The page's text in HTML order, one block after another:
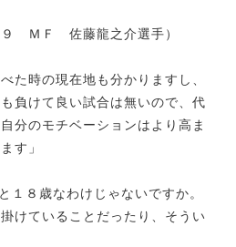
ＭＦ 佐藤龍之介選手）
た時の現在地も分かりますし、
負けて良い試合は無いので、代
分のモチベーションはより高ま
す」
１８歳なわけじゃないですか。
けていることだったり、そうい